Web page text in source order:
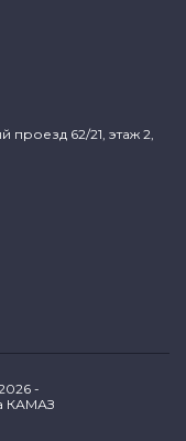
62/21, этаж 2,
-
КАМАЗ